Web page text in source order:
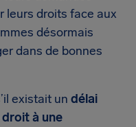
leurs droits face aux
désormais
dans de bonnes
existait un délai
à une